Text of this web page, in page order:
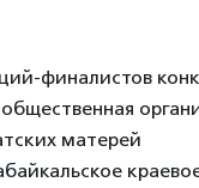
финалистов
матерей